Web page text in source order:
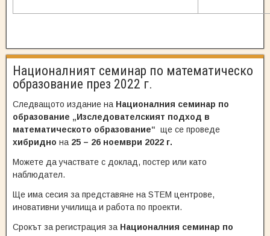
Националният семинар по математическо
образование през 2022 г.
Следващото издание на Националния семинар по
образование „Изследователският подход в
математическото образование“ ще се проведе
хибридно на 25 – 26 ноември 2022 г.
Можете да участвате с доклад, постер или като
наблюдател.
Ще има сесия за представяне на STEM центрове,
иновативни училища и работа по проекти.
Срокът за регистрация за Националния семинар по